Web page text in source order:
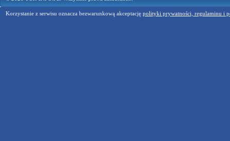
Korzystanie z serwisu oznacza bezwarunkową akceptację polityki prywatności, regulaminu i